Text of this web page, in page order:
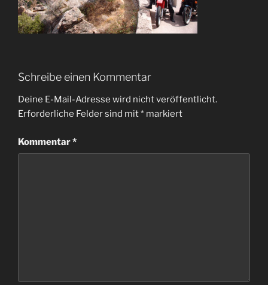
Schreibe einen Kommentar
Deine E-Mail-Adresse wird nicht veröffentlicht.
Erforderliche Felder sind mit* markiert
Kommentar*